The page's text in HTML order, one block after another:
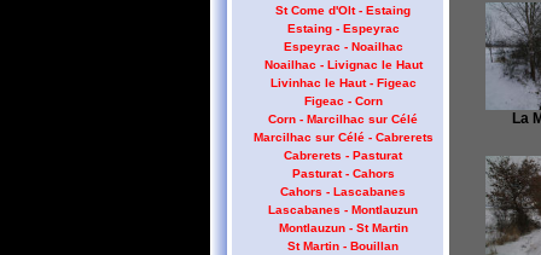
St Come d'Olt - Estaing
Estaing - Espeyrac
Espeyrac - Noailhac
Noailhac - Livignac le Haut
Livinhac le Haut - Figeac
Figeac - Corn
Corn - Marcilhac sur Célé
Marcilhac sur Célé - Cabrerets
Cabrerets - Pasturat
Pasturat - Cahors
Cahors - Lascabanes
Lascabanes - Montlauzun
Montlauzun - St Martin
St Martin - Bouillan
La